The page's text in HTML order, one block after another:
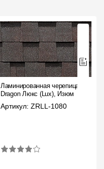
Ламинированная черепица
Dragon Люкс (Lux), Изюм
Артикул: ZRLL-1080